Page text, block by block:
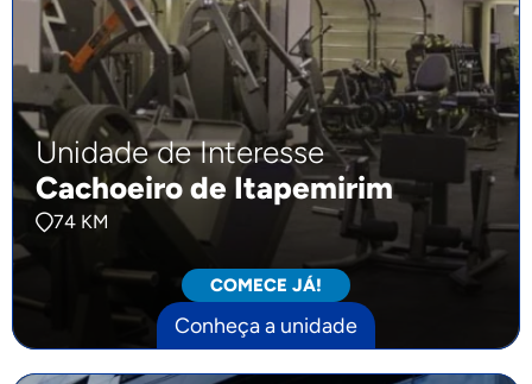
Unidade de Interesse
Cachoeiro de Itapemirim
74 KM
COMECE JÁ!
Conheça a unidade